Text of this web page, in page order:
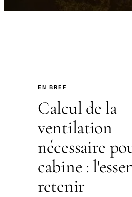
EN BREF
Calcul de la
ventilation
nécessaire
cabine :
retenir